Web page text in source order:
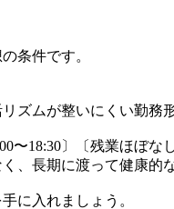
条件です。
ズムが整いにくい勤務
18:30〕〔残業ほぼな
長期に渡って健康的
に入れましょう。